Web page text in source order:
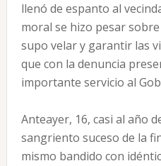
llenó de espanto al
moral se hizo pesar
supo velar y garantir las
que con la denuncia
importante servicio al
Anteayer, 16, casi al año
sangriento suceso de la
mismo bandido con